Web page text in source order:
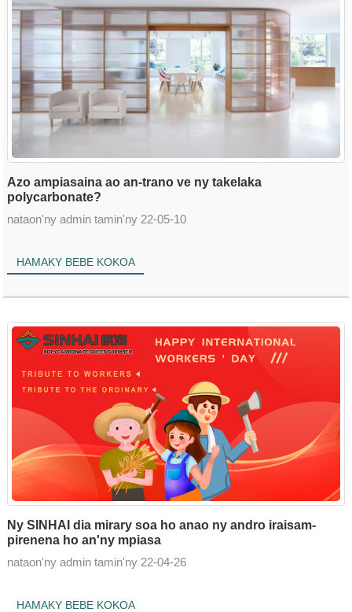
Azo ampiasaina ao an-trano ve ny takelaka
polycarbonate?
nataon'ny admin tamin'ny 22-05-10
HAMAKY BEBE KOKOA
Ny SINHAI dia mirary soa ho anao ny andro iraisam-
pirenena ho an'ny mpiasa
nataon'ny admin tamin'ny 22-04-26
HAMAKY BEBE KOKOA